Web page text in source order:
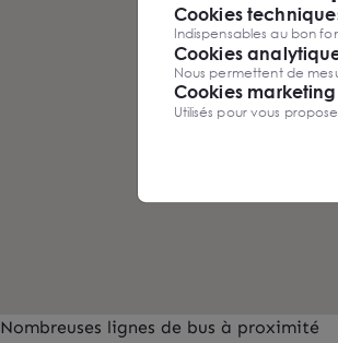
Nombreuses lignes de bus à proximité
Cookies
Indispensables au bon
Cookies
Nous permettent de
Cookies marketing
Utilisés pour vous